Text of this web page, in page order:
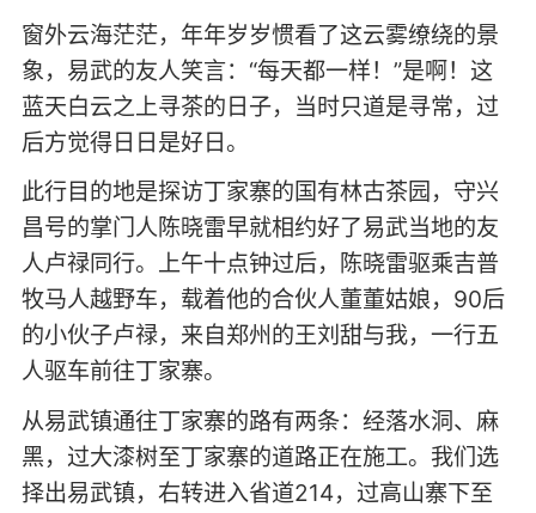
窗外云海茫茫，年年岁岁惯看了这云雾缭绕的景
象，易武的友人笑言：“每天都一样！”是啊！这
蓝天白云之上寻茶的日子，当时只道是寻常，过
后方觉得日日是好日。
此行目的地是探访丁家寨的国有林古茶园，守兴
昌号的掌门人陈晓雷早就相约好了易武当地的友
人卢禄同行。上午十点钟过后，陈晓雷驱乘吉普
牧马人越野车，载着他的合伙人董董姑娘，90后
的小伙子卢禄，来自郑州的王刘甜与我，一行五
人驱车前往丁家寨。
从易武镇通往丁家寨的路有两条：经落水洞、麻
黑，过大漆树至丁家寨的道路正在施工。我们选
择出易武镇，右转进入省道214，过高山寨下至